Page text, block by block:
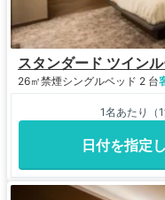
スタンダード ツイン
26㎡禁煙シングルベッド 2 台
1名あたり（
日付を指定